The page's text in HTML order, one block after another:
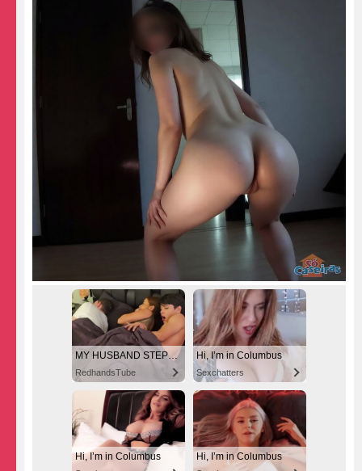
MY HUSBAND STEPSON MISTAKENLY GIVES ME IN THE ASS
RedhandsTube
Hi, I’m in Columbus
Sexchatters
Hi, I’m in Columbus Hi, I’m in Columbus